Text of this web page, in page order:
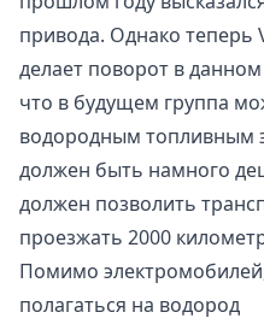
привода. Однако теперь
делает поворот в
что в будущем группа
водородным топливным
должен быть намного
должен позволить
проезжать 2000
Помимо
полагаться на водород